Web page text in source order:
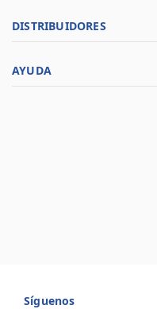
DISTRIBUIDORES
AYUDA
Síguenos